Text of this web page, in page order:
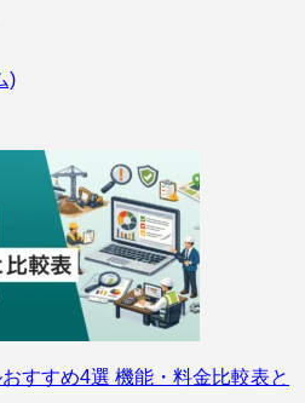
)
すすめ4選 機能・料金比較表と